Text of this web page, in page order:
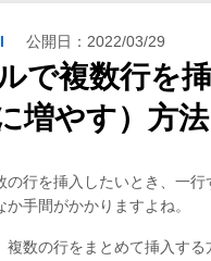
公開日： 2022/03/29
で複数行を
増やす）方法
の行を挿入したいとき、一行
か手間がかかりますよね。
複数の行をまとめて挿入する